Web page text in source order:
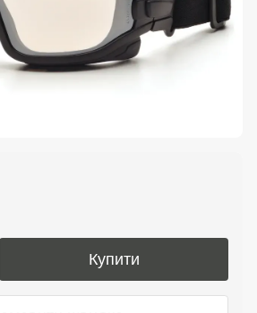
Купити